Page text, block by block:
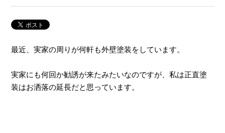
最近、実家の周りが何軒も外壁塗装をしています。
実家にも何回か勧誘が来たみたいなのですが、私は正直塗
装はお洒落の延長だと思っています。